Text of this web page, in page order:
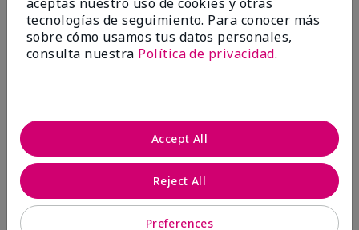
Escribir Una Opinión
3 estrellas
1
tecnologías de seguimiento. Para conocer más
sobre cómo usamos tus datos personales,
consulta nuestra Política de privacidad.
Preferences
Reject All
Accept All